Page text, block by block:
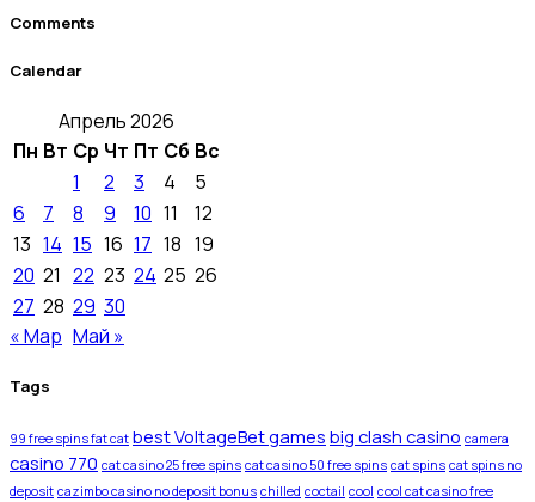
Comments
Calendar
Апрель 2026
Пн Вт Ср Чт Пт Сб Вс
1
2 3 4
5
6
7 8 9 10 11
12
13 14 15 16 17 18 19
20 21 22 23 24 25 26
27 28 29 30
« Мар Май »
Tags
99 free spins fat cat best VoltageBet games big clash casino camera
casino 770 cat casino 25 free spins cat casino 50 free spins cat spins cat spins no
deposit cazimbo casino no deposit bonus chilled coctail cool cool cat casino free